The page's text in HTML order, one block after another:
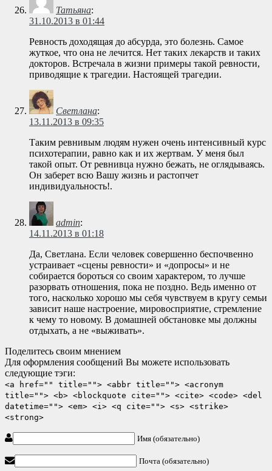
Татьяна:
31.10.2013 в 01:44
Ревность доходящая до абсурда, это болезнь. Самое
жуткое, что она не лечится. Нет таких лекарств и таких
докторов. Встречала в жизни примеры такой ревности,
приводящие к трагедии. Настоящей трагедии.
Светлана:
13.11.2013 в 09:35
Таким ревнивым людям нужен очень интенсивный курс
психотерапии, равно как и их жертвам. У меня был
такой опыт. От ревнивца нужно бежать, не оглядываясь.
Он заберет всю Вашу жизнь и растопчет
индивидуальность!.
admin:
14.11.2013 в 01:18
Да, Светлана. Если человек совершенно беспочвенно
устраивает «сцены ревности» и «допросы» и не
собирается бороться со своим характером, то лучше
разорвать отношения, пока не поздно. Ведь именно от
того, насколько хорошо мы себя чувствуем в кругу семьи
зависит наше настроение, мировосприятие, стремление
к чему то новому. В домашней обстановке мы должны
отдыхать, а не «выживать».
Поделитесь своим мнением
Для оформления сообщений Вы можете использовать
следующие тэги:
<a href="" title=""> <abbr title=""> <acronym
title=""> <b> <blockquote cite=""> <cite> <code> <del
datetime=""> <em> <i> <q cite=""> <s> <strike>
<strong>
Имя (обязательно)
Почта (обязательно)